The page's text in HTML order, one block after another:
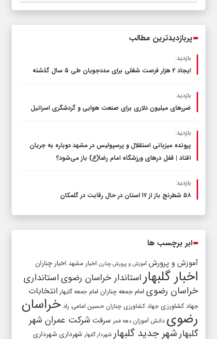
قاچاق سوخت و عوامل اصلی ناترازی را
پربازدیدترین مطالب
بازدید:
ایجاد 2 هزار فرصت شغلی برای مددجویان طی ۵ سال گذشته
بازدید:
ضررهای میلیون دلاری برای صنعت هوایی و گردشگری اسرائیل
بازدید:
پرونده میزبانی استقلال و پرسپولیس در مشهد دوباره به جریان
افتاد | قفل در‌های ورزشگاه امام رضا(ع) باز می‌شود؟
بازدید:
۵۸ شطرنج‌ باز از ۱۷ استان در حال رقابت در گلمکان
ابر برچسب ها
آموزش و پرورش آموزش و پرورش چنارن اخبار مشهد اخبار چناران
اخبار گلبهار استاندار خراسان رضویاستانداری
خراسان رضوی امام جمعه چناران امام جمعه گلبهار انتخابات
جهاد کشاورزی جهاد کشاورزی چناران حسین امامی راد خراسان
رضوی دانش آموزان دهه فجر سرقت شرکت عمران شهر
گلبهارشهر جدید گلبهار شهردار گلبهار شهرداری شهرداری